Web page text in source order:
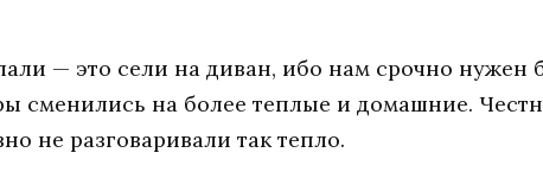
— это сели на диван, ибо нам срочно нужен
сменились на более теплые и домашние.
не разговаривали так тепло.